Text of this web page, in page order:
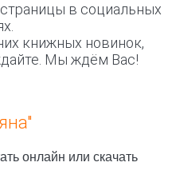
в социальных
книжных новинок,
Мы ждём Вас!
онлайн или скачать